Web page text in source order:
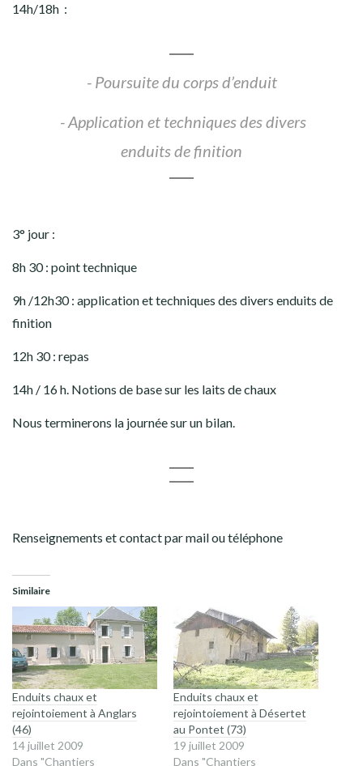
14h/18h :
- Poursuite du corps d’enduit
- Application et techniques des divers
enduits de finition
3° jour :
8h 30 : point technique
9h /12h30 : application et techniques des divers enduits de
finition
12h 30 : repas
14h / 16 h. Notions de base sur les laits de chaux
Nous terminerons la journée sur un bilan.
Renseignements et contact par mail ou téléphone
Similaire
Enduits chaux et
rejointoiement à Anglars
(46)
14 juillet 2009
Dans "Chantiers
Enduits chaux et
rejointoiement à Désertet
au Pontet (73)
19 juillet 2009
Dans "Chantiers